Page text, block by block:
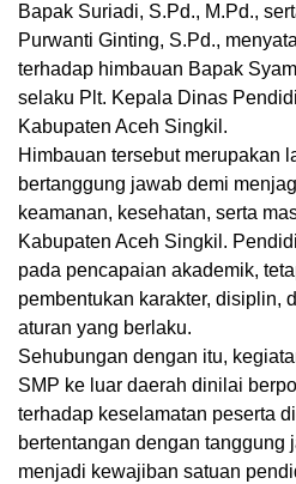
Bapak Suriadi, S.Pd., M.Pd.,
Purwanti Ginting, S.Pd.,
terhadap himbauan Bapak
selaku Plt. Kepala Dinas
Kabupaten Aceh Singkil.
Himbauan tersebut merupakan
bertanggung jawab demi
keamanan, kesehatan, serta
Kabupaten Aceh Singkil.
pada pencapaian akademik,
pembentukan karakter, disiplin,
aturan yang berlaku.
Sehubungan dengan itu,
SMP ke luar daerah dinilai
terhadap keselamatan peserta
bertentangan dengan tanggung
menjadi kewajiban satuan